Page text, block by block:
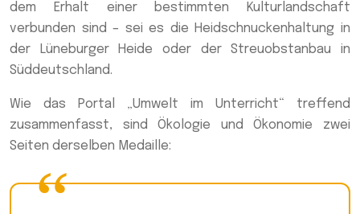
dem Erhalt einer bestimmten Kulturlandschaft
verbunden sind – sei es die Heidschnuckenhaltung in
der Lüneburger Heide oder der Streuobstanbau in
Süddeutschland.
Wie das Portal „Umwelt im Unterricht“ treffend
zusammenfasst, sind Ökologie und Ökonomie zwei
Seiten derselben Medaille: